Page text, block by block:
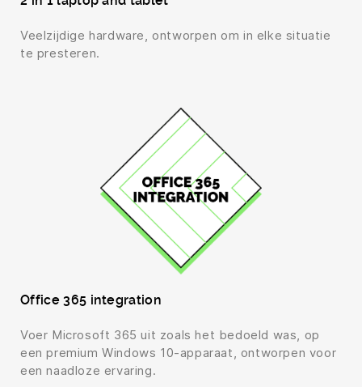
Veelzijdige hardware, ontworpen om in elke situatie
te presteren.
Office 365 integration
Voer Microsoft 365 uit zoals het bedoeld was, op
een premium Windows 10-apparaat, ontworpen voor
een naadloze ervaring.